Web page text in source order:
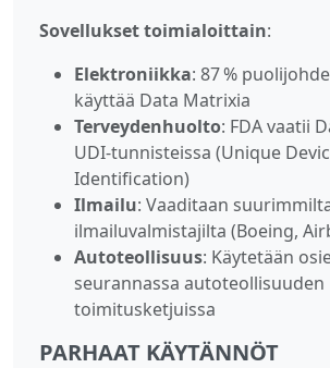
Sovellukset toimialoittain:
Elektroniikka: 87 %
käyttää Data Matrixia
Terveydenhuolto: FDA vaatii
UDI‑tunnisteissa (Unique
Identification)
Ilmailu: Vaaditaan
ilmailuvalmistajilta (Boeing,
Autoteollisuus: Käytetään
seurannassa autoteollisuuden
toimitusketjuissa
PARHAAT KÄYTÄNNÖT